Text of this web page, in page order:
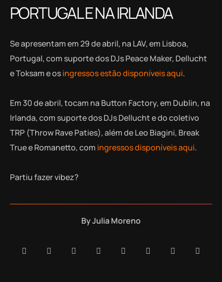
PORTUGAL E NA IRLANDA
Se apresentam em 29 de abril, na LAV, em Lisboa,
Portugal, com suporte dos DJs Peace Maker, Dellucht
e Toksam e osingressos estão disponíveis aqui.
Em 30 de abril, tocam na Button Factory, em Dublin, na
Irlanda, com suporte dos DJs Dellucht e do coletivo
TRP (Throw Rave Paties), além de Leo Biagini, Break
True e Romanetto, com ingressos disponíveis aqui.
Partiu fazer vibez?
ByJulia Moreno